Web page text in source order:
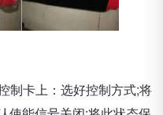
制卡上：选好控制方式;将